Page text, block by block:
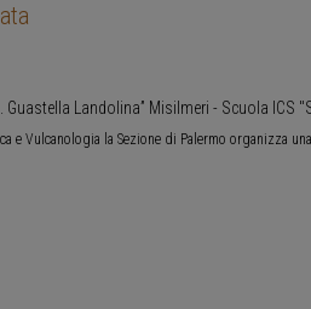
Guastella Landolina” Misilmeri - Scuola
e Vulcanologia la Sezione di Palermo organizza